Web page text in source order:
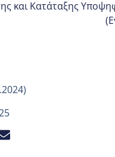
και Κατάταξης